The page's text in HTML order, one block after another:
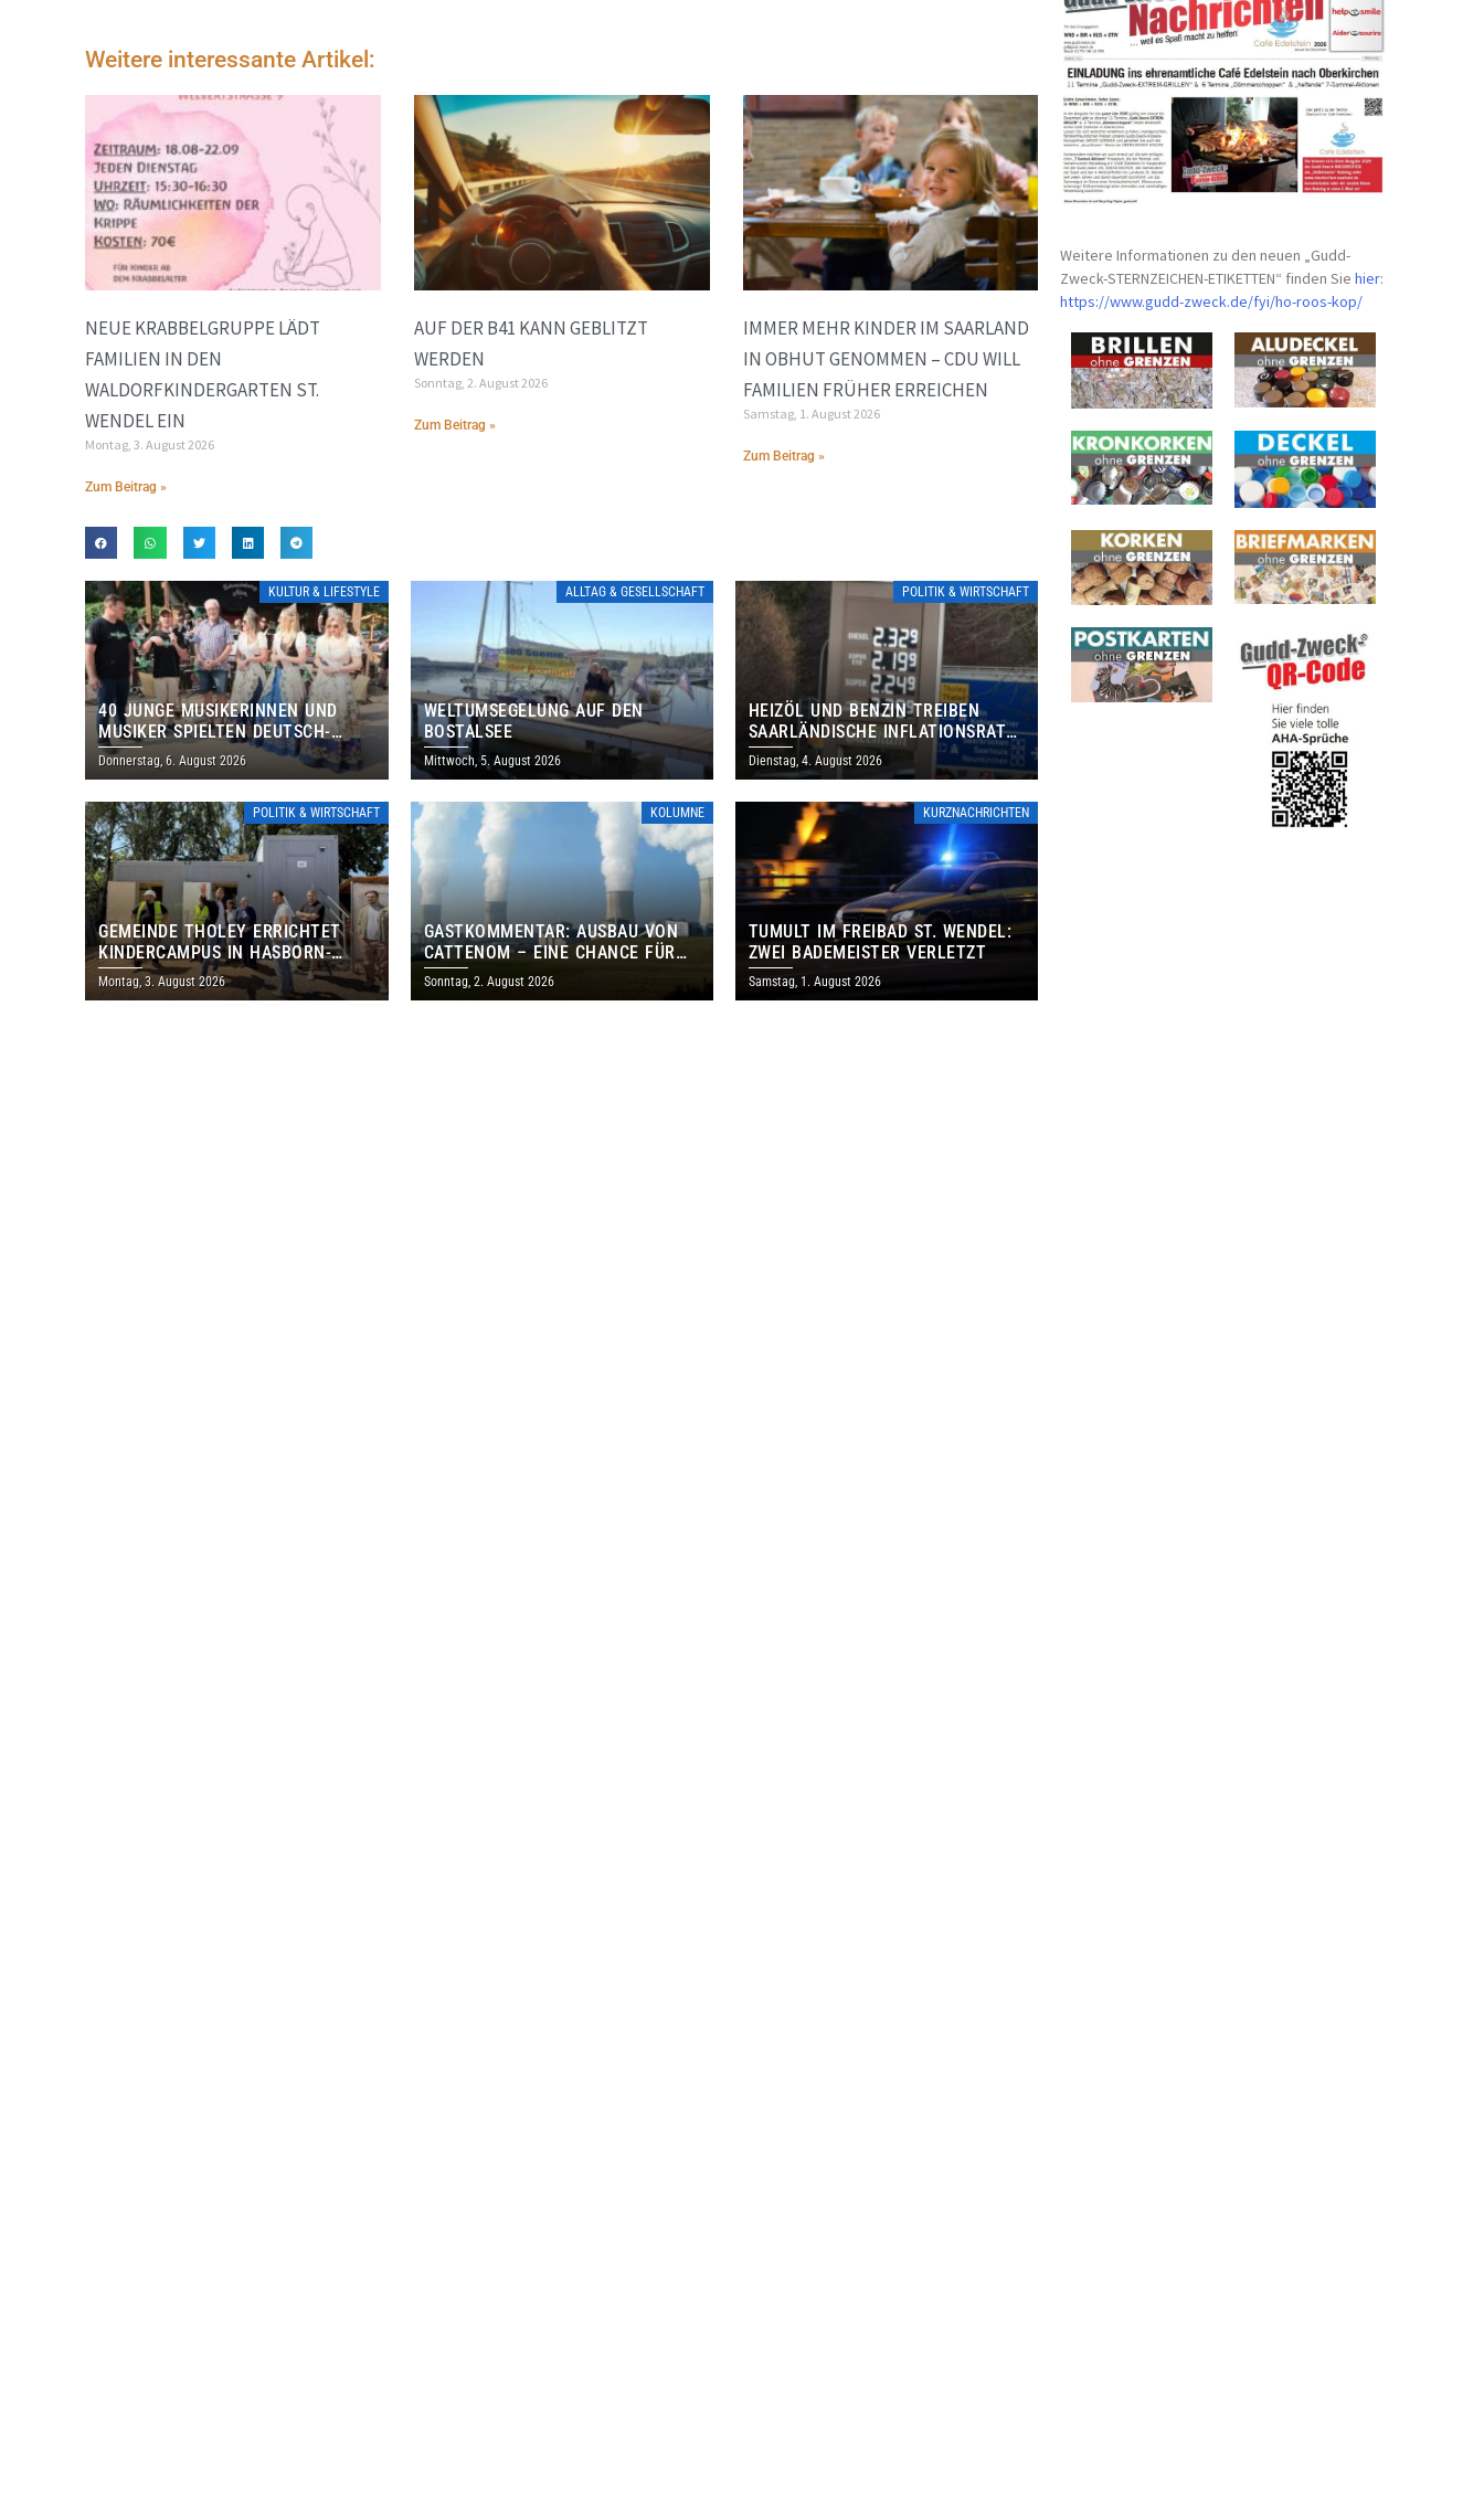
Weitere interessante Artikel:
NEUE KRABBELGRUPPE LÄDT
FAMILIEN IN DEN
WALDORFKINDERGARTEN ST.
WENDEL EIN
Montag, 3. August 2026
Zum Beitrag »
AUF DER B41 KANN GEBLITZT
WERDEN
Sonntag, 2. August 2026
Zum Beitrag »
IMMER MEHR KINDER IM SAARLAND
IN OBHUT GENOMMEN – CDU WILL
FAMILIEN FRÜHER ERREICHEN
Samstag, 1. August 2026
Zum Beitrag »
KULTUR & LIFESTYLE
40 JUNGE MUSIKERINNEN UND
MUSIKER SPIELTEN DEUTSCH-
BRASILIANISCHES PROGRAMM IN
THOLEY
Donnerstag, 6. August 2026
ALLTAG & GESELLSCHAFT
WELTUMSEGELUNG AUF DEN
BOSTALSEE
Mittwoch, 5. August 2026
POLITIK & WIRTSCHAFT
HEIZÖL UND BENZIN TREIBEN
SAARLÄNDISCHE INFLATIONSRATE
IM JULI AUF 3,2 PROZENT
Dienstag, 4. August 2026
POLITIK & WIRTSCHAFT
GEMEINDE THOLEY ERRICHTET
KINDERCAMPUS IN HASBORN-
DAUTWEILER FÜR RUND 8,5 BIS 9
MILLIONEN EURO
Montag, 3. August 2026
KOLUMNE
GASTKOMMENTAR: AUSBAU VON
CATTENOM – EINE CHANCE FÜR
LOTHRINGEN UND DAS SAARLAND
Sonntag, 2. August 2026
KURZNACHRICHTEN
TUMULT IM FREIBAD ST. WENDEL:
ZWEI BADEMEISTER VERLETZT
Samstag, 1. August 2026
Weitere Informationen zu den neuen „Gudd-
Zweck-STERNZEICHEN-ETIKETTEN“ finden Siehier:
https://www.gudd-zweck.de/fyi/ho-roos-kop/